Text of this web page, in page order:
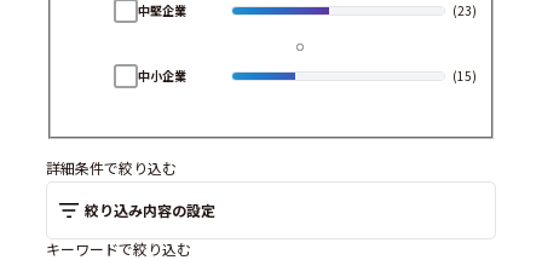
中堅企業 (23)
中小企業 (15)
詳細条件で絞り込む
絞り込み内容の設定
キーワードで絞り込む